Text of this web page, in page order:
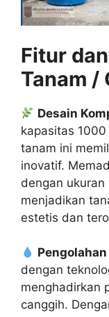
Fitur
Tanam /
Desain
kapasitas
tanam ini
inovatif.
dengan
menjadikan
estetis dan
dengan
menghadirkan
canggih.